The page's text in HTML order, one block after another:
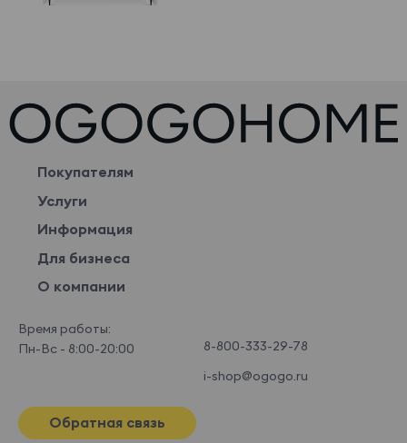
Покупателям
Услуги
Информация
Для бизнеса
О компании
Время работы:
Пн-Вс - 8:00-20:00
8-800-333-29-78
i-shop@ogogo.ru
Обратная связь